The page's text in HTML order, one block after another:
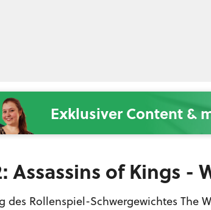
Exklusiver Content &
Assassins of Kings -
des Rollenspiel-Schwergewichtes The